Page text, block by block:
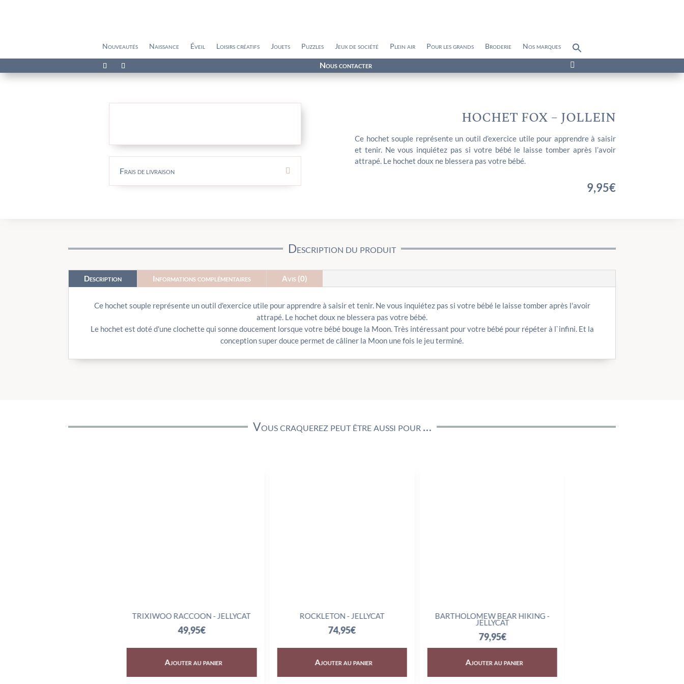
Nouveautés Naissance Éveil Loisirs créatifs Jouets Puzzles Jeux de société Plein air Pour les grands Broderie Nos marques
for:
Nous contacter 
Frais de livraison
HOCHET FOX – JOLLEIN
Ce hochet souple représente un outil d’exercice utile pour apprendre à saisir
et tenir. Ne vous inquiétez pas si votre bébé le laisse tomber après l’avoir
attrapé. Le hochet doux ne blessera pas votre bébé.
9,95€
Description du produit
Description Informations complémentaires Avis (0)
Ce hochet souple représente un outil d'exercice utile pour apprendre à saisir et tenir. Ne vous inquiétez pas si votre bébé le laisse tomber après l'avoir
attrapé. Le hochet doux ne blessera pas votre bébé.
Le hochet est doté d'une clochette qui sonne doucement lorsque votre bébé bouge la Moon. Très intéressant pour votre bébé pour répéter à l`infini. Et la
conception super douce permet de câliner la Moon une fois le jeu terminé.
Vous craquerez peut être aussi pour …
TRIXIWOO RACCOON - JELLYCAT
49,95€
Ajouter au panier
ROCKLETON - JELLYCAT
74,95€
Ajouter au panier
BARTHOLOMEW BEAR HIKING -
JELLYCAT
79,95€
Ajouter au panier